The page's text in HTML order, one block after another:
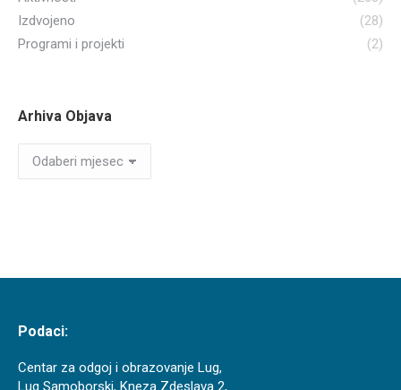
Izdvojeno
(28)
Programi i projekti
(2)
Arhiva Objava
Arhiva
Objava
Podaci:
Centar za odgoj i obrazovanje Lug,
Lug Samoborski, Kneza Zdeslava 2,